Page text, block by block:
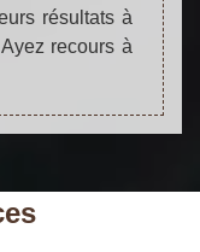
résultats à
recours à